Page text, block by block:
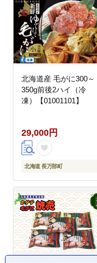
北海道産 毛がに300～
350g前後2ハイ（冷
凍）【01001101】
29,000円
北海道 長万部町